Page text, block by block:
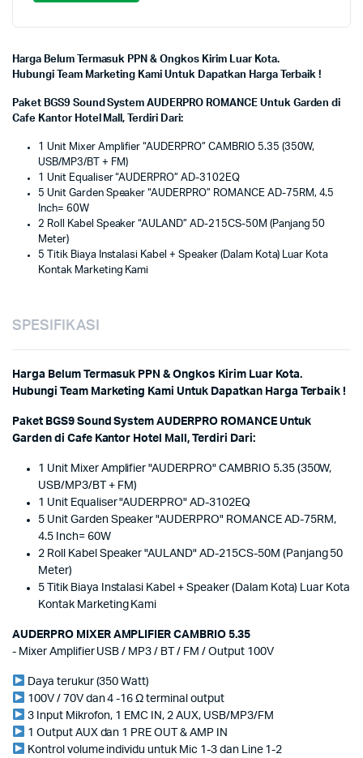
Harga Belum Termasuk PPN & Ongkos Kirim Luar Kota.
Hubungi Team Marketing Kami Untuk Dapatkan Harga Terbaik !
Paket BGS9 Sound System AUDERPRO ROMANCE Untuk Garden di
Cafe Kantor Hotel Mall, Terdiri Dari:
1 Unit Mixer Amplifier “AUDERPRO” CAMBRIO 5.35 (350W,
USB/MP3/BT + FM)
1 Unit Equaliser “AUDERPRO” AD-3102EQ
5 Unit Garden Speaker “AUDERPRO” ROMANCE AD-75RM, 4.5
Inch= 60W
2 Roll Kabel Speaker “AULAND” AD-215CS-50M (Panjang 50
Meter)
5 Titik Biaya Instalasi Kabel + Speaker (Dalam Kota) Luar Kota
Kontak Marketing Kami
SPESIFIKASI
Harga Belum Termasuk PPN & Ongkos Kirim Luar Kota.
Hubungi Team Marketing Kami Untuk Dapatkan Harga Terbaik !
Paket BGS9 Sound System AUDERPRO ROMANCE Untuk
Garden di Cafe Kantor Hotel Mall, Terdiri Dari:
1 Unit Mixer Amplifier "AUDERPRO" CAMBRIO 5.35 (350W,
USB/MP3/BT + FM)
1 Unit Equaliser "AUDERPRO" AD-3102EQ
5 Unit Garden Speaker "AUDERPRO" ROMANCE AD-75RM,
4.5 Inch= 60W
2 Roll Kabel Speaker "AULAND" AD-215CS-50M (Panjang 50
Meter)
5 Titik Biaya Instalasi Kabel + Speaker (Dalam Kota) Luar Kota
Kontak Marketing Kami
AUDERPRO MIXER AMPLIFIER CAMBRIO 5.35
- Mixer Amplifier USB / MP3 / BT / FM / Output 100V
Daya terukur (350 Watt)
100V / 70V dan 4 -16 Ω terminal output
3 Input Mikrofon, 1 EMC IN, 2 AUX, USB/MP3/FM
1 Output AUX dan 1 PRE OUT & AMP IN
Kontrol volume individu untuk Mic 1-3 dan Line 1-2